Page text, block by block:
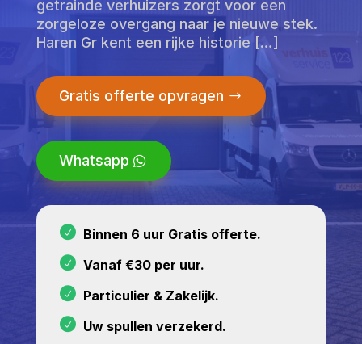
getrainde verhuizers zorgt voor een
zorgeloze overgang naar je nieuwe stek.
Haren Gr kent een rijke historie […]
Gratis offerte opvragen
Whatsapp
Binnen 6 uur Gratis offerte.
Vanaf €30 per uur.
Particulier & Zakelijk.
Uw spullen verzekerd.